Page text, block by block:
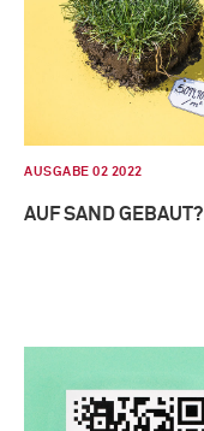
AUSGABE 02 2022
AUF SAND GEBAUT?